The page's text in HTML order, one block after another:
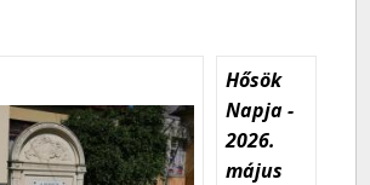
Hősök
Napja -
2026.
május